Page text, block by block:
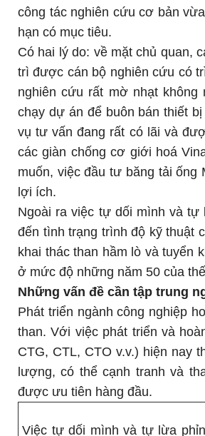
công tác nghiên cứu cơ bản
hạn có mục tiêu.
Có hai lý do: về mặt chủ quan,
trì được cán bộ nghiên cứu có
nghiên cứu rất mờ nhạt
chạy dự án để buôn bán thiết
vụ tư vấn đang rất có lãi và
các giàn chống cơ giới hoá
muốn, việc đầu tư băng tải ống
lợi ích.
Ngoài ra việc tự dối mình và tự
đến tình trạng trình độ kỹ thuật
khai thác than hầm lò và tuyển
ở mức độ những năm 50 của
Những vấn đề cần tập trung
Phát triển ngành công nghiệp
than. Với việc phát triển và
CTG, CTL, CTO v.v.) hiện nay
lượng, có thể cạnh tranh và
được ưu tiên hàng đầu.
Việc tự dối mình và tự lừa